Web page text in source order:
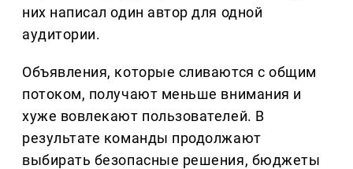
них написал один автор для одной
аудитории.
Объявления, которые сливаются с общим
потоком, получают меньше внимания и
хуже вовлекают пользователей. В
результате команды продолжают
выбирать безопасные решения, бюджеты